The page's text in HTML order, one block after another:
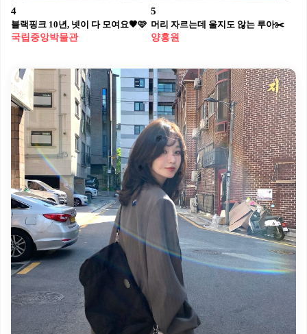
4
블랙핑크 10년, 넷이 다 모여요🖤🩷
국립중앙박물관
5
머리 자르는데 울지도 않는 루아✂️
양홍원